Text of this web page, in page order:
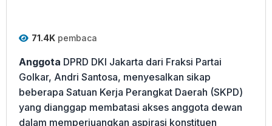
71.4K pembaca
Anggota DPRD DKI Jakarta dari Fraksi Partai
Golkar, Andri Santosa, menyesalkan sikap
beberapa Satuan Kerja Perangkat Daerah (SKPD)
yang dianggap membatasi akses anggota dewan
dalam memperjuangkan aspirasi konstituen